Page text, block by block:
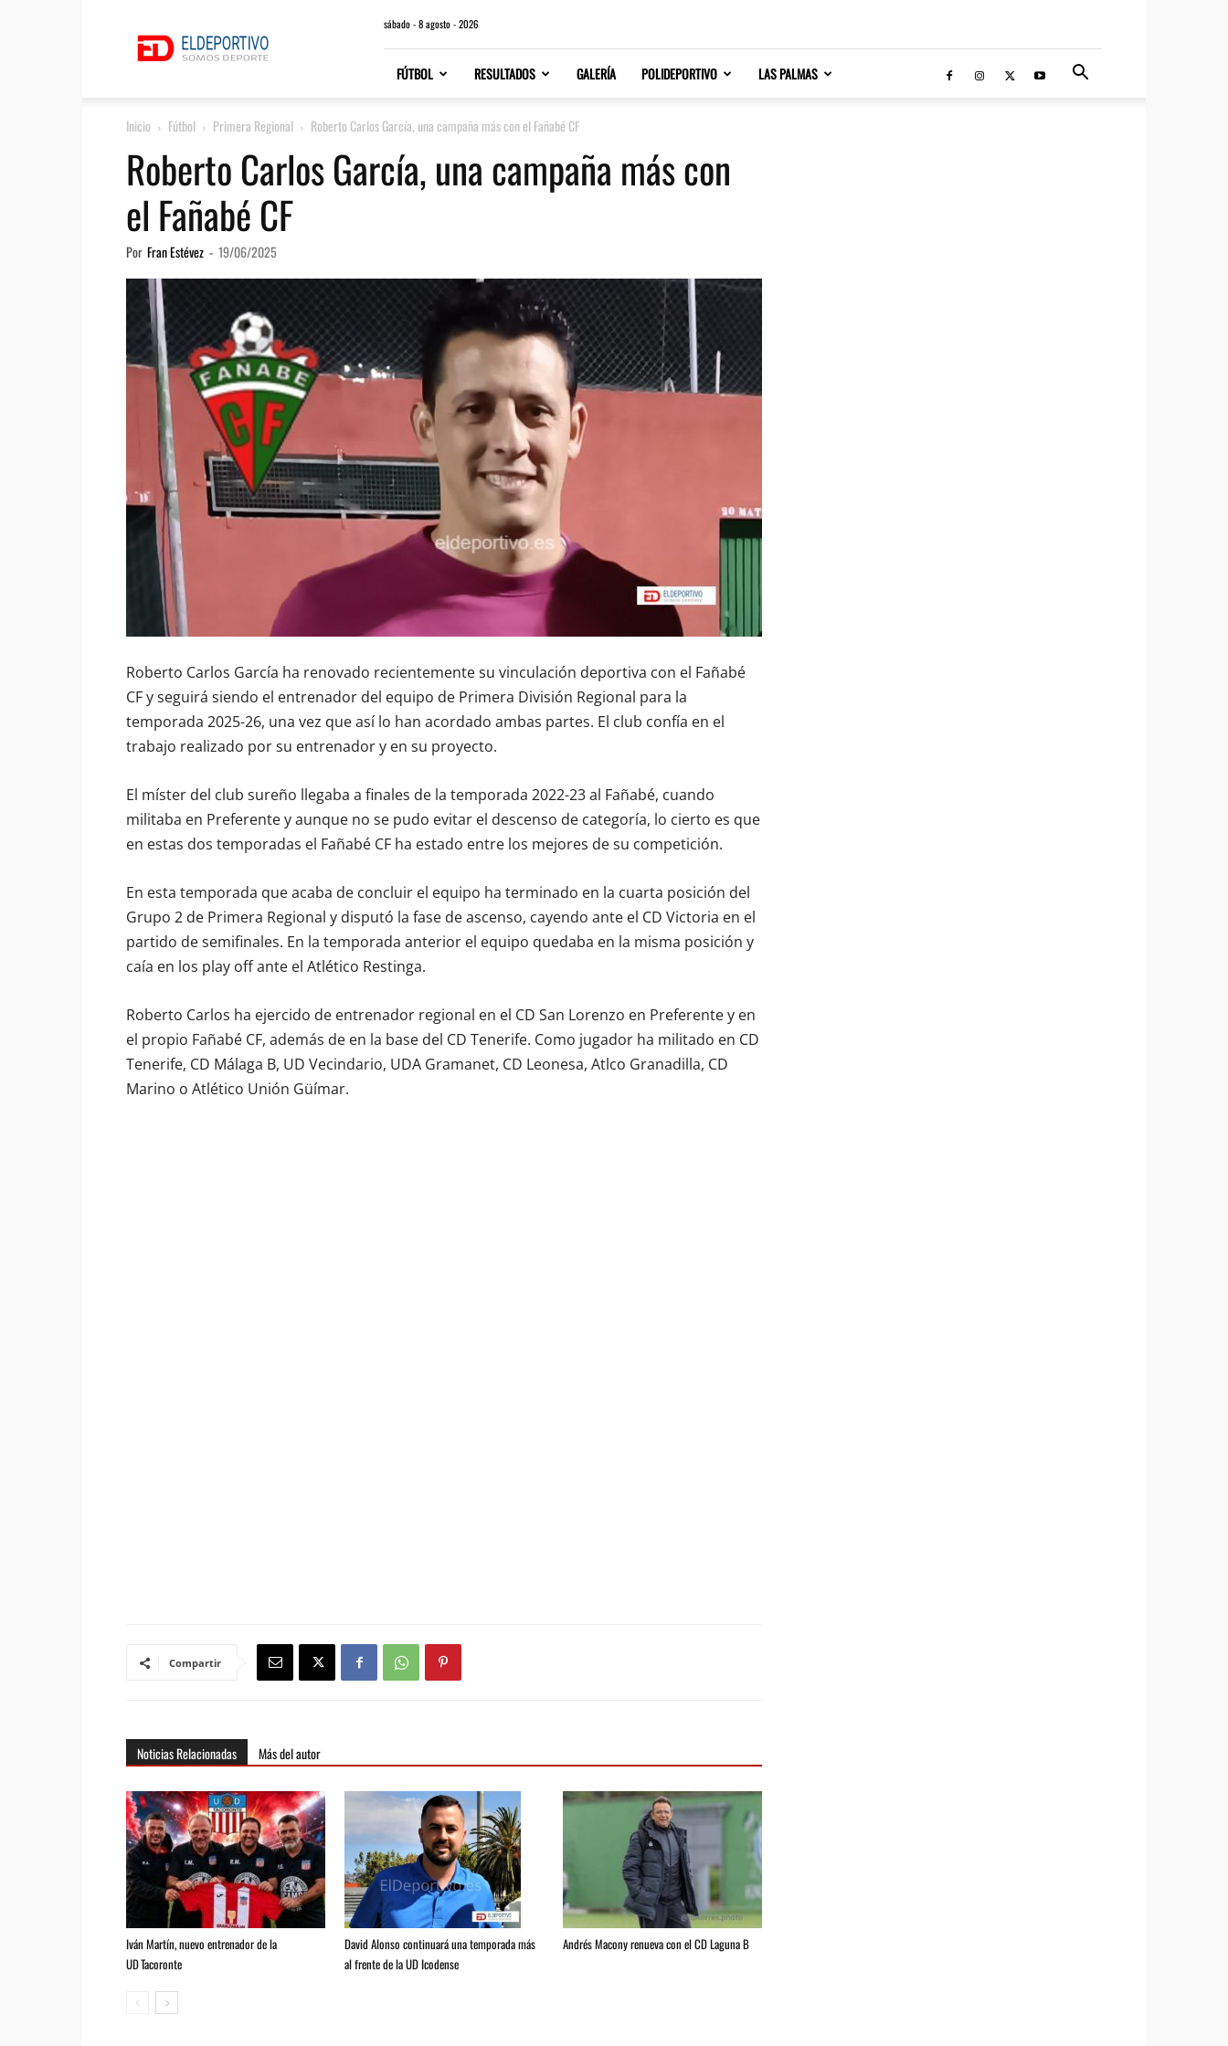
sábado - 8 agosto - 2026
FÚTBOL RESULTADOS GALERÍA POLIDEPORTIVO LAS PALMAS
Inicio Fútbol Primera Regional Roberto Carlos García, una campaña más con el Fañabé CF
Roberto Carlos García, una campaña más con
el Fañabé CF
Por Fran Estévez - 19/06/2025
Roberto Carlos García ha renovado recientemente su vinculación deportiva con el Fañabé
CF y seguirá siendo el entrenador del equipo de Primera División Regional para la
temporada 2025-26, una vez que así lo han acordado ambas partes. El club confía en el
trabajo realizado por su entrenador y en su proyecto.
El míster del club sureño llegaba a finales de la temporada 2022-23 al Fañabé, cuando
militaba en Preferente y aunque no se pudo evitar el descenso de categoría, lo cierto es que
en estas dos temporadas el Fañabé CF ha estado entre los mejores de su competición.
En esta temporada que acaba de concluir el equipo ha terminado en la cuarta posición del
Grupo 2 de Primera Regional y disputó la fase de ascenso, cayendo ante el CD Victoria en el
partido de semifinales. En la temporada anterior el equipo quedaba en la misma posición y
caía en los play off ante el Atlético Restinga.
Roberto Carlos ha ejercido de entrenador regional en el CD San Lorenzo en Preferente y en
el propio Fañabé CF, además de en la base del CD Tenerife. Como jugador ha militado en CD
Tenerife, CD Málaga B, UD Vecindario, UDA Gramanet, CD Leonesa, Atlco Granadilla, CD
Marino o Atlético Unión Güímar.
Compartir
Noticias Relacionadas Más del autor
Iván Martín, nuevo entrenador de la
UD Tacoronte
David Alonso continuará una temporada más
al frente de la UD Icodense
Andrés Macony renueva con el CD Laguna B